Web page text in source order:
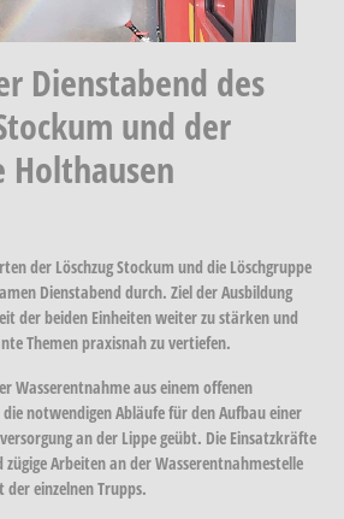
Dienstabend des
und der
Holthausen
der Löschzug Stockum und die Löschgruppe
Dienstabend durch. Ziel der Ausbildung
der beiden Einheiten weiter zu stärken und
Themen praxisnah zu vertiefen.
Wasserentnahme aus einem offenen
notwendigen Abläufe für den Aufbau einer
an der Lippe geübt. Die Einsatzkräfte
Arbeiten an der Wasserentnahmestelle
einzelnen Trupps.